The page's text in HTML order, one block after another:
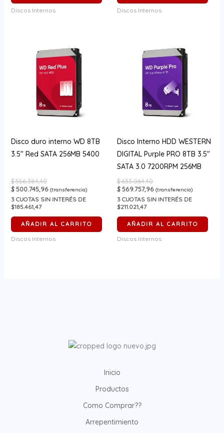
Discos Internos Discos Internos
Disco duro interno WD 8TB
3.5″ Red SATA 256MB 5400
$556.384,40
$500.745,96 (transferencia)
3CUOTAS SIN INTERÉS DE
$185.461,47
AÑADIR AL CARRITO
Discos Internos
Disco Interno HDD WESTERN
DIGITAL Purple PRO 8TB 3.5″
SATA 3.0 7200RPM 256MB
$633.064,40
$569.757,96 (transferencia)
3 CUOTAS SIN INTERÉS DE
$211.021,47
AÑADIR AL CARRITO
Discos Internos
Inicio
Productos
Como Comprar??
Arrepentimiento